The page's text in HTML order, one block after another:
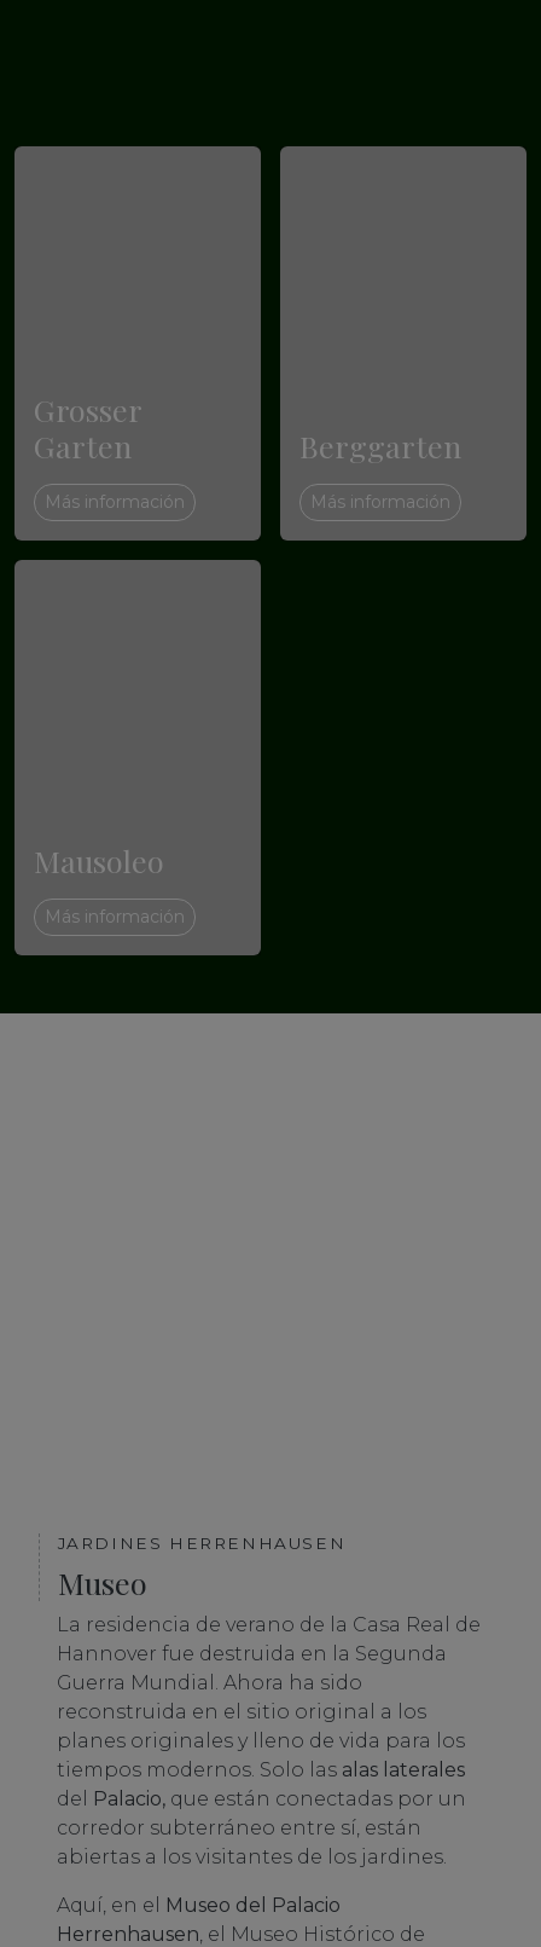
Grosser
Garten
Más información
Berggarten
Más información
Mausoleo
Más información
JARDINES HERRENHAUSEN
Museo
La residencia de verano de la Casa Real de
Hannover fue destruida en la Segunda
Guerra Mundial. Ahora ha sido
reconstruida en el sitio original a los
planes originales y lleno de vida para los
tiempos modernos. Solo las alas laterales
del
Palacio,que están conectadas por un
corredor subterráneo entre sí, están
abiertas a los visitantes de los jardines.
Aquí, en el
Museo del Palacio
Herrenhausen , el Museo Histórico de